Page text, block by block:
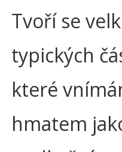
Tvoří se
typických
které
hmatem